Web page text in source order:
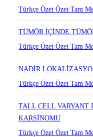
NADİR BİR OLGU:
Türkçe ÖzetÖzetTam
TÜMÖR İÇİNDE
Türkçe ÖzetÖzetTam
NADİR
Türkçe ÖzetÖzetTam
TALL CELL